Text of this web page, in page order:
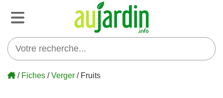
/ Fiches /Verger / Fruits